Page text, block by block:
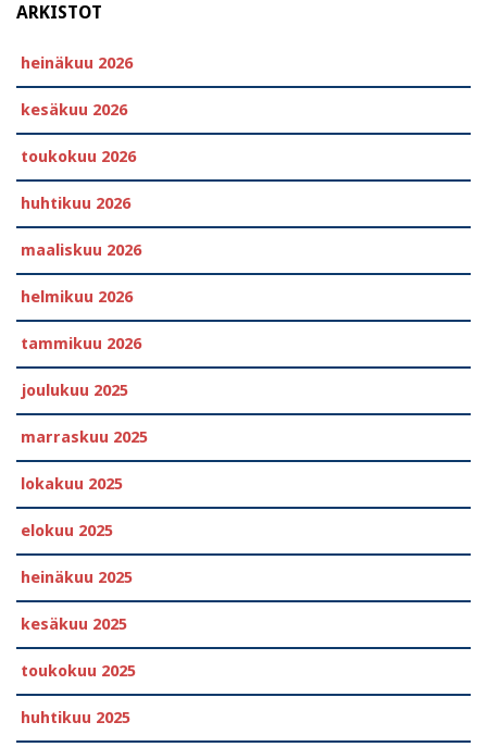
ARKISTOT
heinäkuu 2026
kesäkuu 2026
toukokuu 2026
huhtikuu 2026
maaliskuu 2026
helmikuu 2026
tammikuu 2026
joulukuu 2025
marraskuu 2025
lokakuu 2025
elokuu 2025
heinäkuu 2025
kesäkuu 2025
toukokuu 2025
huhtikuu 2025